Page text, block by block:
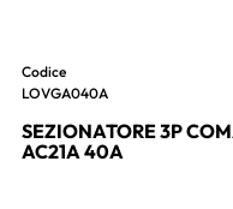
Codice
LOVGA040A
SEZIONATORE 3P
AC21A 40A